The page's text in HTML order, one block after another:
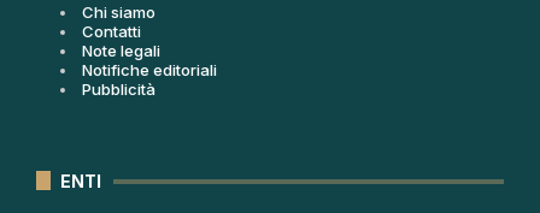
Chi siamo
Contatti
Note legali
Notifiche editoriali
Pubblicità
ENTI